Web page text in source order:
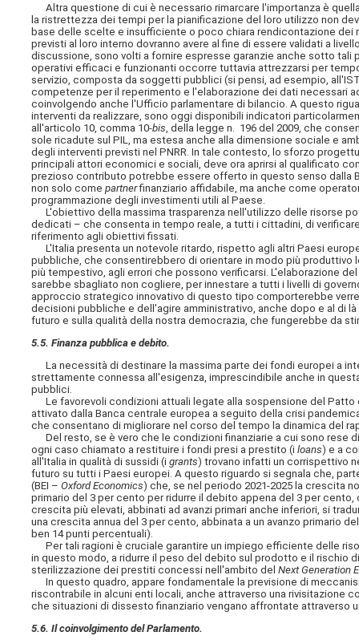
Altra questione di cui è necessario rimarcare l'importanza è
la ristrettezza dei tempi per la pianificazione del loro utilizzo non
base delle scelte e insufficiente o poco chiara rendicontazione
previsti al loro interno dovranno avere al fine di essere validati a
discussione, sono volti a fornire espresse garanzie anche sotto
operativi efficaci e funzionanti occorre tuttavia attrezzarsi per
servizio, composta da soggetti pubblici (si pensi, ad esempio,
competenze per il reperimento e l'elaborazione dei dati necessari
coinvolgendo anche l'Ufficio parlamentare di bilancio. A questo
interventi da realizzare, sono oggi disponibili indicatori
all'articolo 10, comma 10-bis , della legge n. 196 del 2009, che
sole ricadute sul PIL, ma estesa anche alla dimensione sociale e
degli interventi previsti nel PNRR. In tale contesto, lo sforzo
principali attori economici e sociali, deve ora aprirsi al qualificato
prezioso contributo potrebbe essere offerto in questo senso dalla
non solo comepartnerfinanziario affidabile, ma anche come
programmazione degli investimenti utili al Paese.
L'obiettivo della massima trasparenza nell'utilizzo delle risorse
dedicati – che consenta in tempo reale, a tutti i cittadini, di
riferimento agli obiettivi fissati.
L'Italia presenta un notevole ritardo, rispetto agli altri Paesi
pubbliche, che consentirebbero di orientare in modo più produttivo
più tempestivo, agli errori che possono verificarsi. L'elaborazione
sarebbe sbagliato non cogliere, per innestare a tutti i livelli di
approccio strategico innovativo di questo tipo comporterebbe
decisioni pubbliche e dell'agire amministrativo, anche dopo e al di
futuro e sulla qualità della nostra democrazia, che fungerebbe da
5.5. Finanza pubblica e debito.
La necessità di destinare la massima parte dei fondi europei a
strettamente connessa all'esigenza, imprescindibile anche in
pubblici.
Le favorevoli condizioni attuali legate alla sospensione del
attivato dalla Banca centrale europea a seguito della crisi
che consentano di migliorare nel corso del tempo la dinamica del
Del resto, se è vero che le condizioni finanziarie a cui sono rese
ogni caso chiamato a restituire i fondi presi a prestito (iloans) e a
all'Italia in qualità di sussidi (igrants) trovano infatti un corrispettivo
futuro su tutti i Paesi europei. A questo riguardo si segnala che,
(BEI –Oxford Economics) che, se nel periodo 2021-2025 la crescita
primario del 3 per cento per ridurre il debito appena del 3 per
crescita più elevati, abbinati ad avanzi primari anche inferiori, si
una crescita annua del 3 per cento, abbinata a un avanzo primario
ben 14 punti percentuali).
Per tali ragioni è cruciale garantire un impiego efficiente delle
in questo modo, a ridurre il peso del debito sul prodotto e il rischio
sterilizzazione dei prestiti concessi nell'ambito delNext Generation
In questo quadro, appare fondamentale la previsione di
riscontrabile in alcuni enti locali, anche attraverso una rivisitazione
che situazioni di dissesto finanziario vengano affrontate attraverso
5.6. Il coinvolgimento del Parlamento.